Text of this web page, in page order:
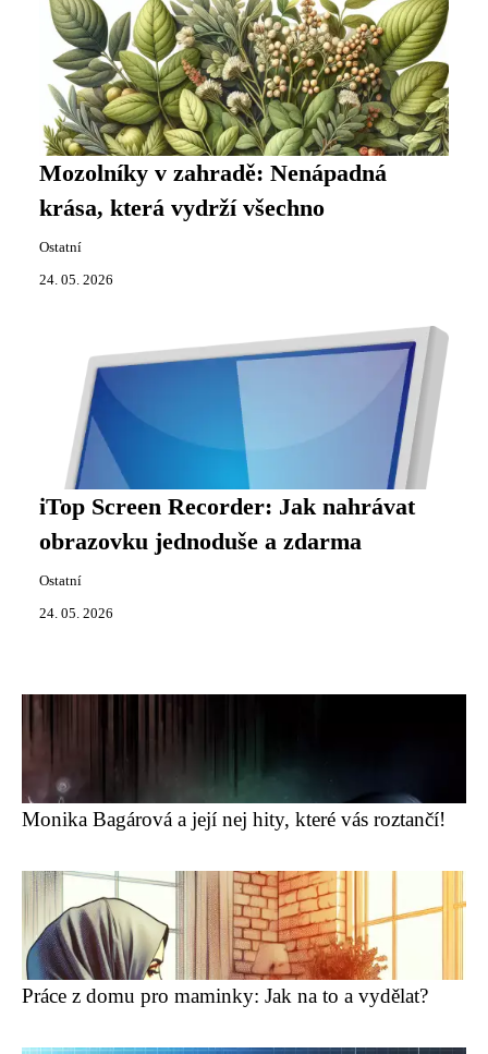
Mozolníky v zahradě: Nenápadná
krása, která vydrží všechno
Ostatní
24. 05. 2026
iTop Screen Recorder: Jak nahrávat
obrazovku jednoduše a zdarma
Ostatní
24. 05. 2026
Monika Bagárová a její nej hity, které vás roztančí!
Práce z domu pro maminky: Jak na to a vydělat?